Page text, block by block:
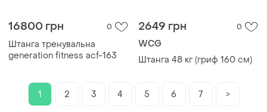
16800 грн 0
Штанга тренувальна
generation fitness acf-163
2649 грн 0
WCG
Штанга 48 кг (гриф 160 см)
1 2 3 4 5 6 7 >